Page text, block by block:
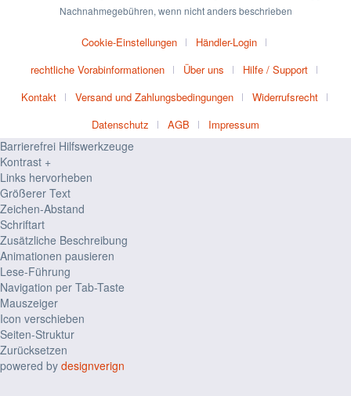
Nachnahmegebühren, wenn nicht anders beschrieben
Cookie-Einstellungen
Händler-Login
rechtliche Vorabinformationen
Über uns
Hilfe / Support
Kontakt
Versand und Zahlungsbedingungen
Widerrufsrecht
Datenschutz
AGB Impressum
Barrierefrei Hilfswerkzeuge
Kontrast +
Links hervorheben
Größerer Text
Zeichen-Abstand
Schriftart
Zusätzliche Beschreibung
Animationen pausieren
Lese-Führung
Navigation per Tab-Taste
Mauszeiger
Icon verschieben
Seiten-Struktur
Zurücksetzen
powered by designverign